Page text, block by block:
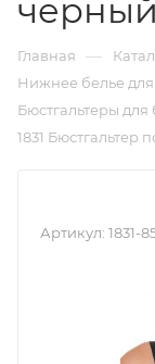
черный
Главная —
Нижнее белье
Бюстгальтеры
1831
Артикул: 1831-